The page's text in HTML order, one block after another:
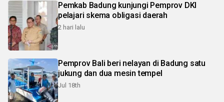
Pemkab Badung kunjungi Pemprov DKI
pelajari skema obligasi daerah
2 hari lalu
Pemprov Bali beri nelayan di Badung satu
jukung dan dua mesin tempel
Jul 18th